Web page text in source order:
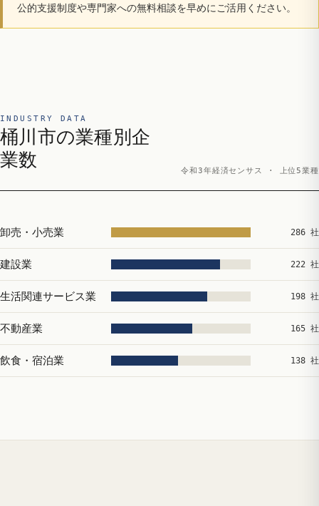
公的支援制度や専門家への無料相談を早めにご活用ください。
INDUSTRY DATA
桶川市の業種別企
業数
令和3年経済センサス · 上位5業種
卸売・小売業 286 社
建設業 222 社
生活関連サービス業 198 社
不動産業 165 社
飲食・宿泊業 138 社